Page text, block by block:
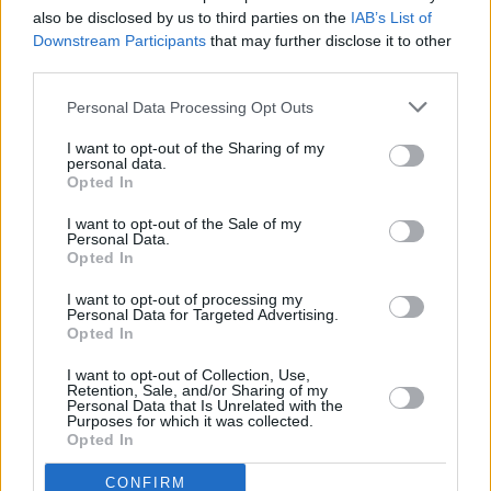
also be disclosed by us to third parties on the IAB’s List of
Downstream Participants that may further disclose it to other
Personal Data Processing Opt Outs
I want to opt-out of the Sharing of my
personal data.
Opted In
I want to opt-out of the Sale of my
Personal Data.
Opted In
I want to opt-out of processing my
Personal Data for Targeted Advertising.
Opted In
I want to opt-out of Collection, Use,
Retention, Sale, and/or Sharing of my
Personal Data that Is Unrelated with the
Purposes for which it was collected.
Opted In
CONFIRM
Γιάννης Ρίζος: Ξεπέρασε τα 5,50 μ. στο μίτινγκ επί κοντώ
της Καλαμάτας
Πλήθος κόσμου παρακολούθησε τον αγώνα επί κοντώ που
έγινε σε κεντρική πλατεία της Καλαμάτας ενώ πολύ καλή
παρουσία πραγματοποίησε ο Γιάννης Ρίζος (ΑΣ Άρης) που
ανέβηκε πάνω από τα 5,50 μ. και πέτυχε νέο ατομικό ρεκόρ. Ο
22χρονος βελτίωσε το 5,35 μ., που είχε στον ανοιχτό από
14/05/2022 • 09:49